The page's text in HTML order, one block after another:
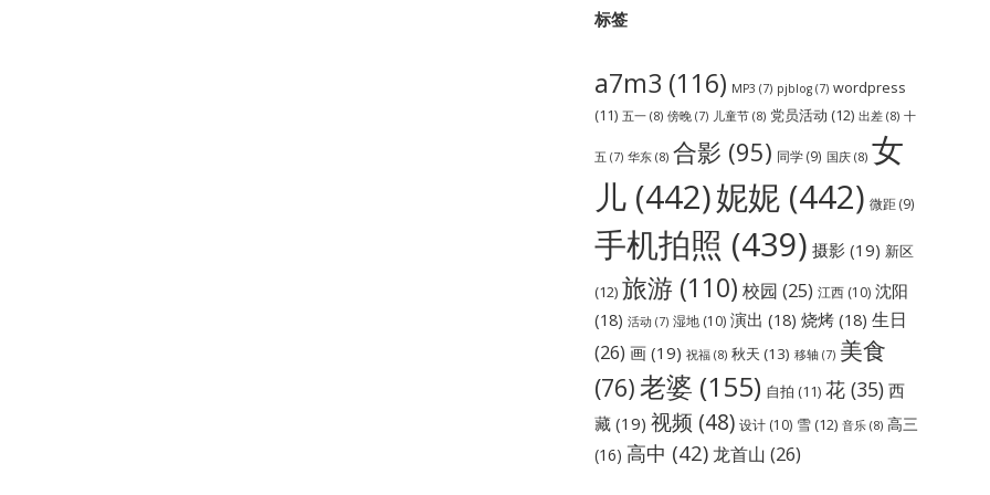
标签
a7m3 (116) MP3 (7) pjblog(7) wordpress
(11) 五一(8) 傍晚(7) 儿童节(8) 党员活动 (12) 出差(8) 十
五 (7) 华东(8) 合影 (95) 同学(9) 国庆(8) 女
儿(442)妮妮(442) 微距(9)
手机拍照 (439) 摄影(19) 新区
(12) 旅游(110) 校园 (25) 江西(10) 沈阳
(18) 活动 (7) 湿地(10) 演出 (18) 烧烤(18) 生日
(26) 画(19) 祝福(8) 秋天 (13) 移轴(7) 美食
(76)老婆 (155) 自拍 (11) 花(35) 西
藏(19) 视频 (48) 设计(10) 雪(12) 音乐(8) 高三
(16) 高中 (42)龙首山 (26)